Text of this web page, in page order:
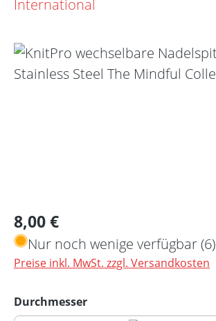
Bildergalerie überspringen
Regulärer Preis:
8,00 €
Nur noch wenige verfügbar (6)
Preise inkl. MwSt. zzgl. Versandkosten
Durchmesserauswählen